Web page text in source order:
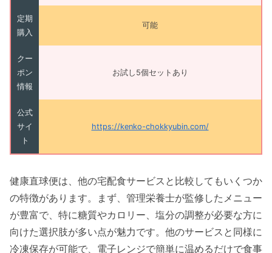
定期
購入
可能
クー
ポン
情報
お試し5個セットあり
公式
サイ
ト
https://kenko-chokkyubin.com/
健康直球便は、他の宅配食サービスと比較してもいくつか
の特徴があります。まず、管理栄養士が監修したメニュー
が豊富で、特に糖質やカロリー、塩分の調整が必要な方に
向けた選択肢が多い点が魅力です。他のサービスと同様に
冷凍保存が可能で、電子レンジで簡単に温めるだけで食事